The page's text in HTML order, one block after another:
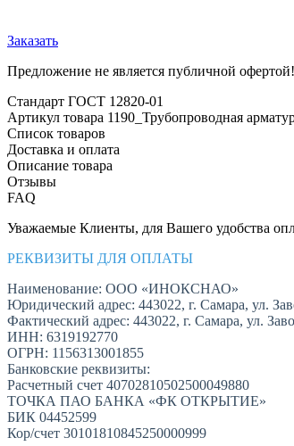
Заказать
Предложение не является публичной офертой!
Стандарт ГОСТ 12820-01
Артикул товара 1190_Трубопроводная
Список товаров
Доставка и оплата
Описание товара
Отзывы
FAQ
Уважаемые Клиенты, для Вашего удобства
РЕКВИЗИТЫ ДЛЯ ОПЛАТЫ
Наименование: ООО «ИНОКСНАО»
Юридический адрес: 443022, г. Самара, ул.
Фактический адрес: 443022, г. Самара, ул.
ИНН: 6319192770
ОГРН: 1156313001855
Банковские реквизиты:
Расчетный счет 40702810502500049880
ТОЧКА ПАО БАНКА «ФК ОТКРЫТИЕ»
БИК 04452599
Кор/счет 30101810845250000999